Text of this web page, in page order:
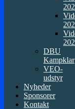
DBU
Kampklar
VEO-
udstyr
Nyheder
Sponsorer
Kontakt